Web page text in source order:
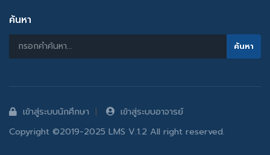
ค้นหา
เข้าสู่ระบบนักศึกษา
เข้าสู่ระบบอาจารย์
Copyright ©2019-2025 LMS V.1.2 All right reserved.